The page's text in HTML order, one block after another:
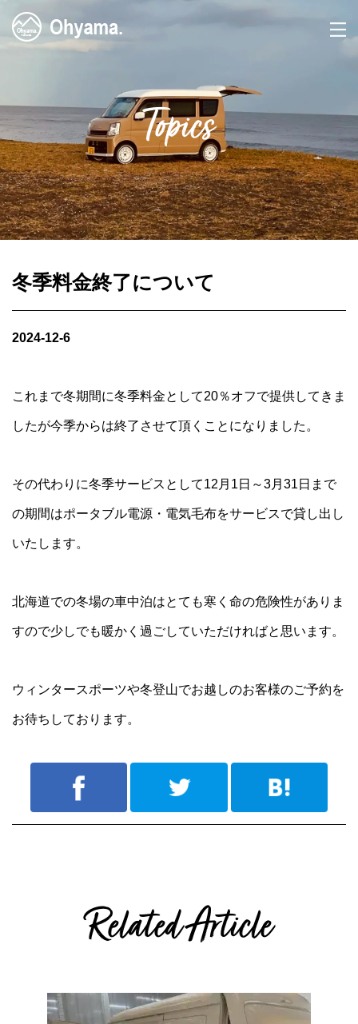
Topics
冬季料金終了について
2024-12-6
これまで冬期間に冬季料金として20％オフで提供してきま
したが今季からは終了させて頂くことになりました。
その代わりに冬季サービスとして12月1日～3月31日まで
の期間はポータブル電源・電気毛布をサービスで貸し出し
いたします。
北海道での冬場の車中泊はとても寒く命の危険性がありま
すので少しでも暖かく過ごしていただければと思います。
ウィンタースポーツや冬登山でお越しのお客様のご予約を
お待ちしております。
Related Article